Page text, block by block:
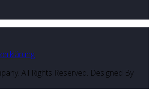
All Rights Reserved. Designed By